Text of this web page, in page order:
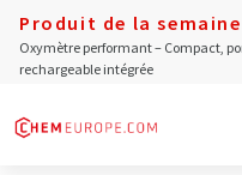
Produit de la semaine
Oxymètre performant – Compact,
rechargeable intégrée